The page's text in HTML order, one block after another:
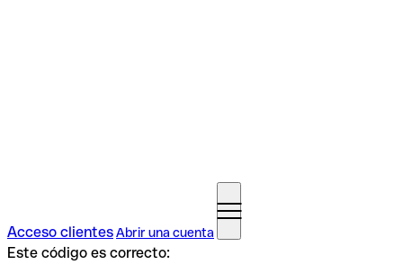
Acceso clientesAbrir una cuenta
Este código es correcto: